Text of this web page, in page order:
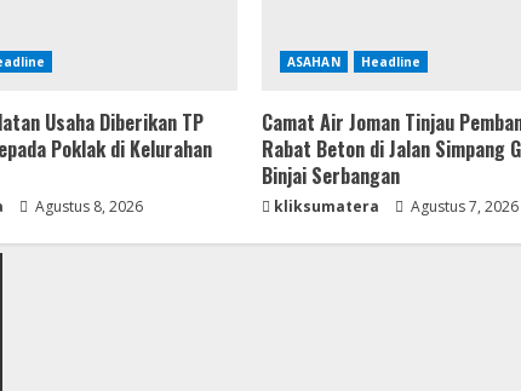
Usaha Diberikan TP
Poklak di Kelurahan
Agustus 8, 2026
ASAHAN Headline
Camat Air Joman Tinjau
Rabat Beton di Jalan Simpang
Binjai Serbangan
kliksumatera Agustus 7, 2026